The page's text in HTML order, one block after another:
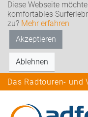
Diese Webseite
komfortables
zu? Mehr erfahren
Akzeptieren
Ablehnen
Das Radtouren- und